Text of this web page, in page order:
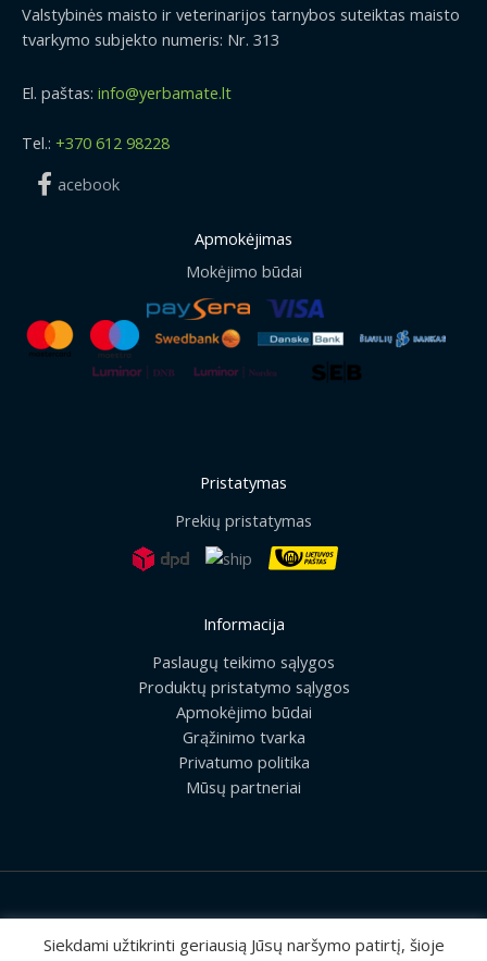
Valstybinės maisto ir veterinarijos tarnybos suteiktas maisto
tvarkymo subjekto numeris: Nr. 313
El. paštas: info@yerbamate.lt
Tel.: +370 612 98228
acebook
Apmokėjimas
Mokėjimo būdai
Pristatymas
Prekių pristatymas
Informacija
Paslaugų teikimo sąlygos
Produktų pristatymo sąlygos
Apmokėjimo būdai
Grąžinimo tvarka
Privatumo politika
Mūsų partneriai
2026 © Visos teisės saugomos | UAB „Rilis“
Siekdami užtikrinti geriausią Jūsų naršymo patirtį, šioje